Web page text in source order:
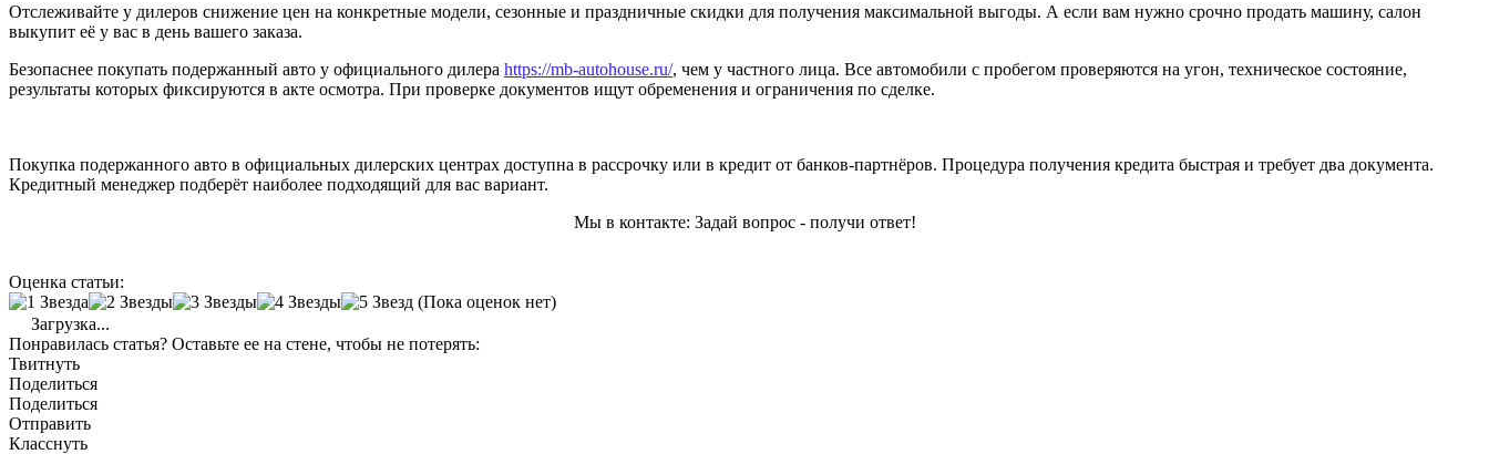
Отслеживайте у дилеров снижение цен на конкретные модели, сезонные и праздничные скидки для получения максимальной выгоды. А если вам нужно срочно продать машину, салон
выкупит её у вас в день вашего заказа.
Безопаснее покупать подержанный авто у официального дилера https://mb-autohouse.ru/, чем у частного лица. Все автомобили с пробегом проверяются на угон, техническое состояние,
результаты которых фиксируются в акте осмотра. При проверке документов ищут обременения и ограничения по сделке.
Покупка подержанного авто в официальных дилерских центрах доступна в рассрочку или в кредит от банков-партнёров. Процедура получения кредита быстрая и требует два документа.
Кредитный менеджер подберёт наиболее подходящий для вас вариант.
Мы в контакте: Задай вопрос - получи ответ!
Оценка статьи:
(Пока оценок нет)
Загрузка...
Понравилась статья? Оставьте ее на стене, чтобы не потерять:
Твитнуть
Поделиться
Поделиться
Отправить
Класснуть